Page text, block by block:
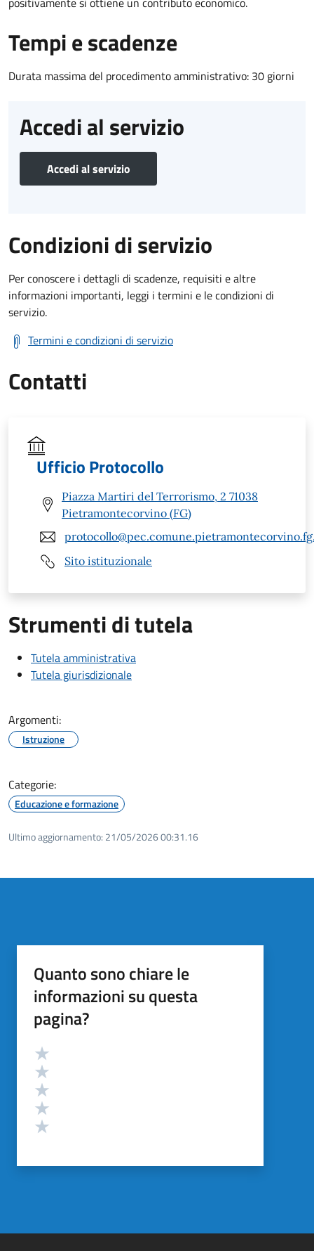
Tempi e scadenze
Durata massima del procedimento amministrativo: 30 giorni
Accedi al servizio
Accedi al servizio
Condizioni di servizio
Per conoscere i dettagli di scadenze, requisiti e altre
informazioni importanti, leggi i termini e le condizioni di
servizio.
Termini e condizioni di servizio
Contatti
Ufficio Protocollo
Piazza Martiri del Terrorismo, 2 71038
Pietramontecorvino (FG)
Sito istituzionale
Strumenti di tutela
Tutela amministrativa
Tutela giurisdizionale
Argomenti:
Istruzione
Categorie:
Educazione e formazione
Ultimo aggiornamento: 21/05/2026 00:31.16
Quanto sono chiare le
informazioni su questa
pagina?
Valutazione